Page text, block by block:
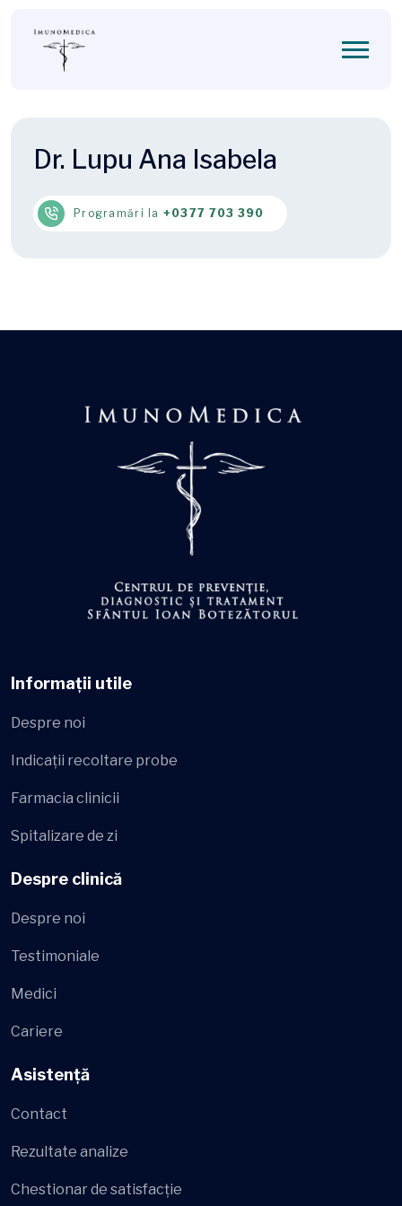
Dr. Lupu Ana Isabela
Programări la +0377 703 390
Informații utile
Despre noi
Indicații recoltare probe
Farmacia clinicii
Spitalizare de zi
Despre clinică
Despre noi
Testimoniale
Medici
Cariere
Asistență
Contact
Rezultate analize
Chestionar de satisfacție